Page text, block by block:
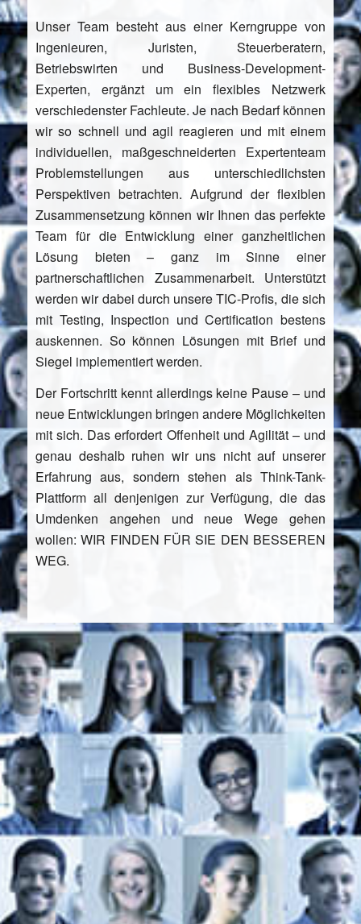
Unser Team besteht aus einer Kerngruppe von
Ingenieuren, Juristen, Steuerberatern,
Betriebswirten und Business-Development-
Experten, ergänzt um ein flexibles Netzwerk
verschiedenster Fachleute. Je nach Bedarf können
wir so schnell und agil reagieren und mit einem
individuellen, maßgeschneiderten Expertenteam
Problemstellungen aus unterschiedlichsten
Perspektiven betrachten. Aufgrund der flexiblen
Zusammensetzung können wir Ihnen das perfekte
Team für die Entwicklung einer ganzheitlichen
Lösung bieten – ganz im Sinne einer
partnerschaftlichen Zusammenarbeit. Unterstützt
werden wir dabei durch unsere TIC-Profis, die sich
mit Testing, Inspection und Certification bestens
auskennen. So können Lösungen mit Brief und
Siegel implementiert werden.
Der Fortschritt kennt allerdings keine Pause – und
neue Entwicklungen bringen andere Möglichkeiten
mit sich. Das erfordert Offenheit und Agilität – und
genau deshalb ruhen wir uns nicht auf unserer
Erfahrung aus, sondern stehen als Think-Tank-
Plattform all denjenigen zur Verfügung, die das
Umdenken angehen und neue Wege gehen
wollen: WIR FINDEN FÜR SIE DEN BESSEREN
WEG.